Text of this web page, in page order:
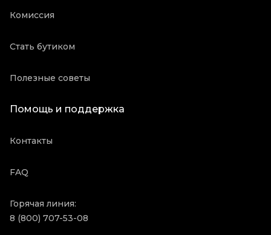
Комиссия
Стать бутиком
Полезные советы
Помощь и поддержка
Контакты
FAQ
Горячая линия:
8 (800) 707-53-08